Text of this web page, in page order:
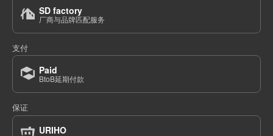
SD factory
厂商与品牌匹配服务
支付
Paid
BtoB延期付款
保证
URIHO